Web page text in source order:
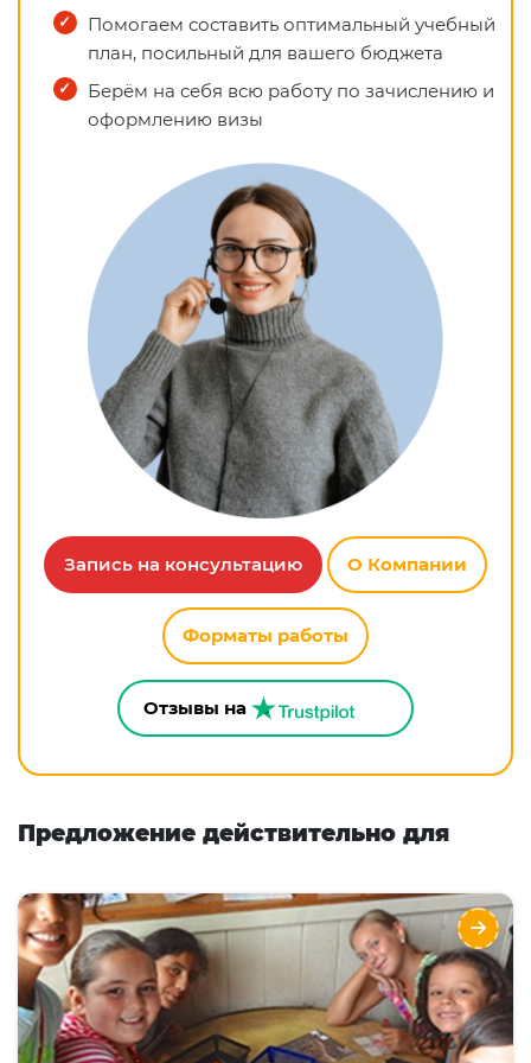
Помогаем составить оптимальный учебный
план, посильный для вашего бюджета
Берём на себя всю работу по зачислению и
оформлению визы
Запись на консультацию О Компании
Форматы работы
Отзывы на
Предложение действительно для
MWS Toronto English Camps
Описание
Курсы
Языки
MWS - это три независимых лагеря для разных
возрастных групп: 7-10, 11-13 и 14-17. Насыщенная